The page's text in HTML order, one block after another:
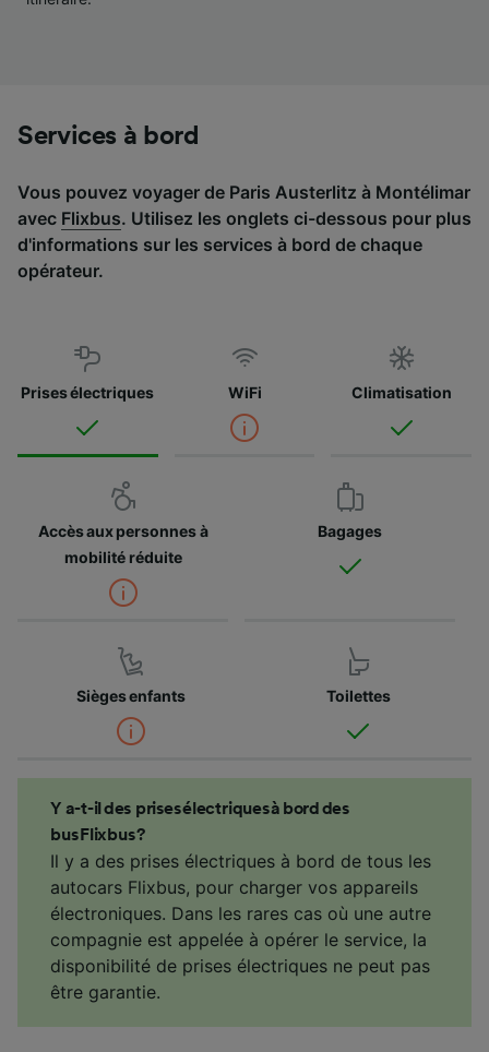
Services à bord
Vous pouvez voyager de Paris Austerlitz à Montélimar
avec Flixbus. Utilisez les onglets ci-dessous pour plus
d'informations sur les services à bord de chaque
opérateur.
Prises électriques WiFi Climatisation
Accès aux personnes à
mobilité réduite
Bagages
Sièges enfants Toilettes
Y a-t-il des prises électriques à bord des
bus Flixbus ?
Il y a des prises électriques à bord de tous les
autocars Flixbus, pour charger vos appareils
électroniques. Dans les rares cas où une autre
compagnie est appelée à opérer le service, la
disponibilité de prises électriques ne peut pas
être garantie.